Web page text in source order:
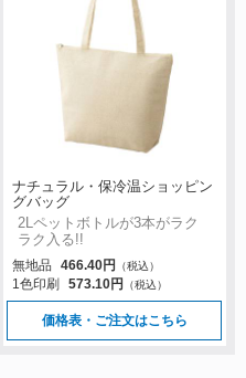
ナチュラル・保冷温ショッピン
グバッグ
2Lペットボトルが3本がラク
ラク入る!!
無地品
466.40円 （税込）
1色印刷 573.10円 （税込）
価格表・ご注文はこちら